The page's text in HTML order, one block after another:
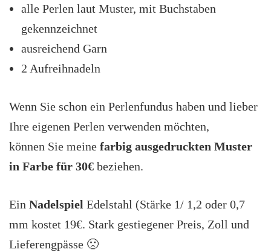
alle Perlen laut Muster, mit Buchstaben
gekennzeichnet
ausreichend Garn
2 Aufreihnadeln
Wenn Sie schon ein Perlenfundus haben und lieber
Ihre eigenen Perlen verwenden möchten,
können Sie meine farbig ausgedruckten Muster
in Farbe für 30€ beziehen.
Ein Nadelspiel Edelstahl (Stärke 1/ 1,2 oder 0,7
mm kostet 19€. Stark gestiegener Preis, Zoll und
Lieferengpässe 🙁